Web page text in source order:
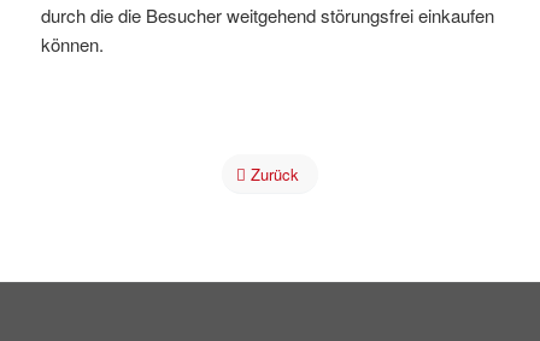
durch die die Besucher weitgehend störungsfrei einkaufen
können.
Zurück